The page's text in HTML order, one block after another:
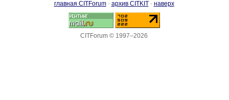
главная CITForum· архив CITKIT· наверх
CITForum © 1997–2026